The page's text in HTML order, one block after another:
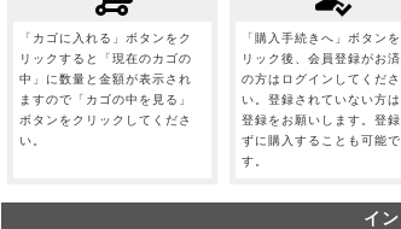
「カゴに入れる」ボタンをク
リックすると「現在のカゴの
中」に数量と金額が表示され
ますので「カゴの中を見る」
ボタンをクリックしてくださ
い。
「購入手続きへ」ボタンを
リック後、会員登録がお
の方はログインしてくださ
い。登録されていない方は
登録をお願いします。登
ずに購入することも可能で
す。
イ